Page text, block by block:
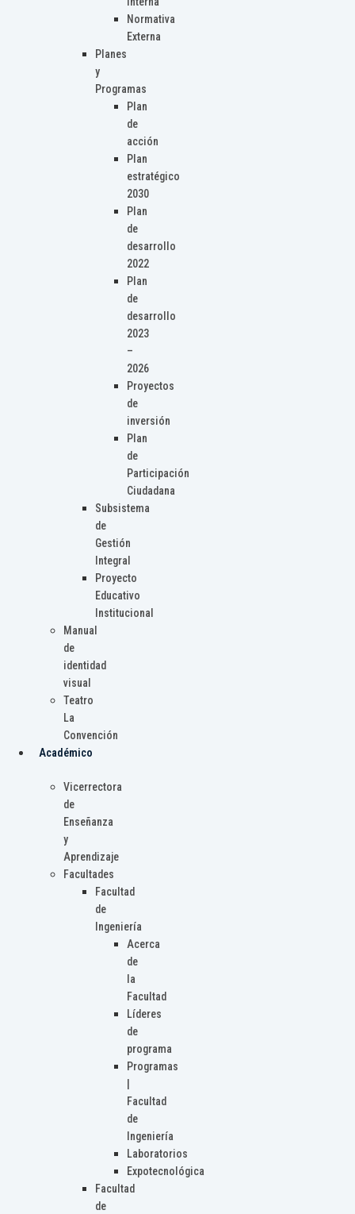
Normativa
Externa
Planes
y
Programas
Plan
de
acción
Plan
estratégico
2030
Plan
de
desarrollo
2022
Plan
de
desarrollo
2023
–
2026
Proyectos
de
inversión
Plan
de
Participación
Ciudadana
Subsistema
de
Gestión
Integral
Proyecto
Educativo
Institucional
Manual
de
identidad
visual
Teatro
La
Convención
Académico
Vicerrectora
de
Enseñanza
y
Aprendizaje
Facultades
Facultad
de
Ingeniería
Acerca
de
la
Facultad
Líderes
de
programa
Programas
Facultad
de
Ingeniería
Laboratorios
Expotecnológica
Facultad
de